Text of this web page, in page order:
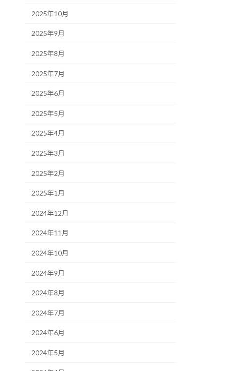
2025年10月
2025年9月
2025年8月
2025年7月
2025年6月
2025年5月
2025年4月
2025年3月
2025年2月
2025年1月
2024年12月
2024年11月
2024年10月
2024年9月
2024年8月
2024年7月
2024年6月
2024年5月